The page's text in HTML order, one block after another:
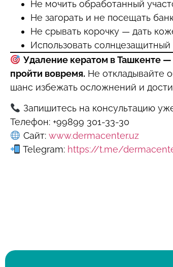
Не мочить обработанный
Не загорать и не посещать
Не срывать корочку — дать
Использовать
Удаление кератом в Ташкенте —
пройти вовремя. Не откладывайте
шанс избежать осложнений и
Запишитесь на консультацию
Телефон: +99899 301-33-30
Сайт: www.dermacenter.uz
Telegram: https://t.me/